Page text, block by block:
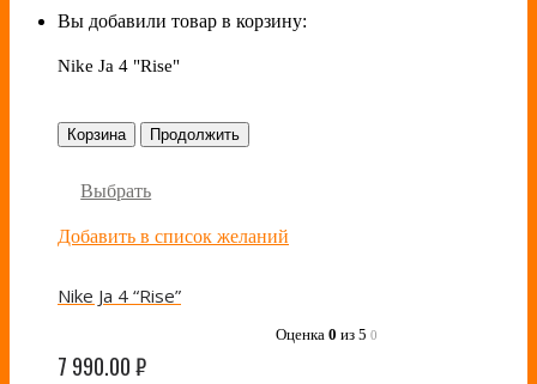
Вы добавили товар в корзину:
Nike Ja 4 "Rise"
Корзина Продолжить
Выбрать
Добавить в список желаний
Nike Ja 4 “Rise”
Оценка 0 из 5 0
7 990.00₽